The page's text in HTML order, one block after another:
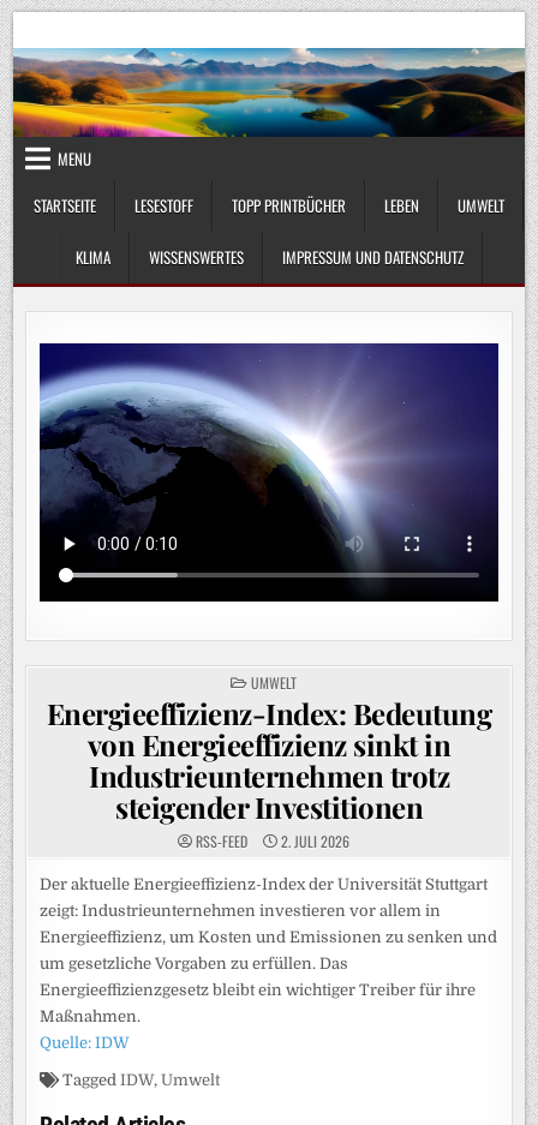
Skip
to
content
UmweltKlima.com
MENU
STARTSEITE
LESESTOFF TOPP PRINTBÜCHER LEBEN UMWELT
KLIMA WISSENSWERTES IMPRESSUM UND DATENSCHUTZ
POSTED
IN
UMWELT
Energieeffizienz-Index: Bedeutung
von Energieeffizienz sinkt in
Industrieunternehmen trotz
steigender Investitionen
RSS-FEED 2. JULI 2026
Der aktuelle Energieeffizienz-Index der Universität Stuttgart
zeigt: Industrieunternehmen investieren vor allem in
Energieeffizienz, um Kosten und Emissionen zu senken und
um gesetzliche Vorgaben zu erfüllen. Das
Energieeffizienzgesetz bleibt ein wichtiger Treiber für ihre
Maßnahmen.
Quelle: IDW
TaggedIDW,Umwelt